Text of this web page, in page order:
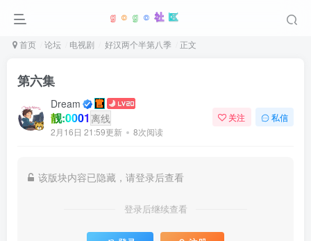
首页 论坛 电视剧 好汉两个半第八季 正文
第六集
Dream
靓:0001 离线
2月16日 21:59更新 8次阅读
关注 私信
该版块内容已隐藏，请登录后查看
登录后继续查看